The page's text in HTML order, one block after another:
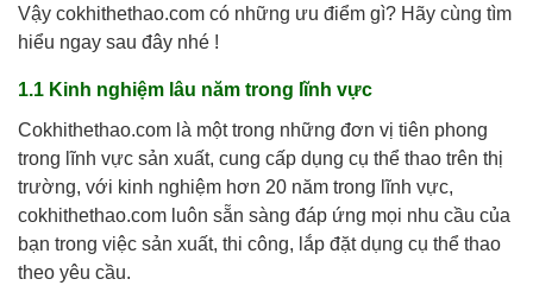
Vậy cokhithethao.com có những ưu điểm gì? Hãy cùng tìm
hiểu ngay sau đây nhé !
1.1 Kinh nghiệm lâu năm trong lĩnh vực
Cokhithethao.com là một trong những đơn vị tiên phong
trong lĩnh vực sản xuất, cung cấp dụng cụ thể thao trên thị
trường, với kinh nghiệm hơn 20 năm trong lĩnh vực,
cokhithethao.com luôn sẵn sàng đáp ứng mọi nhu cầu của
bạn trong việc sản xuất, thi công, lắp đặt dụng cụ thể thao
theo yêu cầu.